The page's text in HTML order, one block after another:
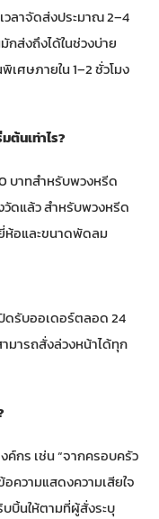
วลาจัดส่งประมาณ 2–4
ส่งถึงได้ในช่วงบ่าย
ศษภายใน 1–2 ชั่วโมง
ต้นเท่าไร?
บาทสำหรับพวงหรีด
ดแล้ว สำหรับพวงหรีด
ห้อและขนาดพัดลม
ดรับออเดอร์ตลอด 24
มารถสั่งล่วงหน้าได้ทุก
กร เช่น “จากครอบครัว
ความแสดงความเสียใจ
บบิ้นให้ตามที่ผู้สั่งระบุ